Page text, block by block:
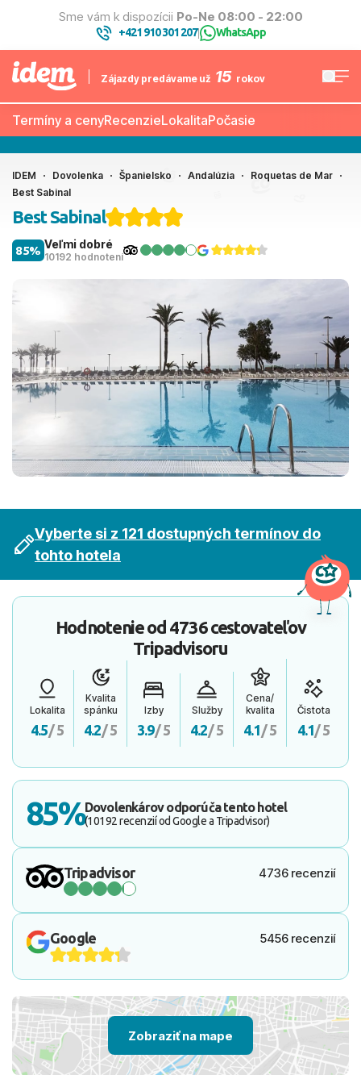
Sme vám k dispozícii Po-Ne 08:00 - 22:00
+421 910 301 207| WhatsApp
Zájazdy predávame už 15 rokov
Termíny a cenyRecenzieLokalitaPočasie
IDEM Dovolenka Španielsko Andalúzia
Roquetas de Mar
Best Sabinal
Best Sabinal
Veľmi dobré
10192 hodnotení
85%
Vyberte si z 121 dostupných termínov do
tohto hotela
Hodnotenie od 4736 cestovateľov
Tripadvisoru
Lokalita
4.5/ 5
Kvalita
spánku
4.2/ 5
Izby
3.9/ 5
Služby
4.2/ 5
Cena/
kvalita
4.1/ 5
Čistota
4.1/ 5
85%Dovolenkárov odporúča tento hotel
(10192 recenzií od Google a Tripadvisor)
Tripadvisor 4736 recenzií
Google 5456 recenzií
Zobraziť na mape